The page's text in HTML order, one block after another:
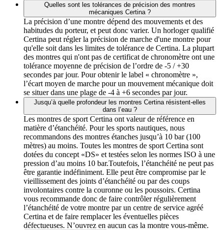
Quelles sont les tolérances de précision des montres
mécaniques Certina ?
La précision d’une montre dépend des mouvements et des
habitudes du porteur, et peut donc varier. Un horloger qualifié
Certina peut régler la précision de marche d'une montre pour
qu'elle soit dans les limites de tolérance de Certina. La plupart
des montres qui n'ont pas de certificat de chronomètre ont une
tolérance moyenne de précision de l’ordre de -5 / +30
secondes par jour. Pour obtenir le label « chronomètre »,
l’écart moyen de marche pour un mouvement mécanique doit
se situer dans une plage de -4 à +6 secondes par jour.
Jusqu’à quelle profondeur les montres Certina résistent-elles
dans l’eau ?
Les montres de sport Certina ont valeur de référence en
matière d’étanchéité. Pour les sports nautiques, nous
recommandons des montres étanches jusqu’à 10 bar (100
mètres) au moins. Toutes les montres de sport Certina sont
dotées du concept «DS» et testées selon les normes ISO à une
pression d’au moins 10 bar.Toutefois, l’étanchéité ne peut pas
être garantie indéfiniment. Elle peut être compromise par le
vieillissement des joints d’étanchéité ou par des coups
involontaires contre la couronne ou les poussoirs. Certina
vous recommande donc de faire contrôler régulièrement
l’étanchéité de votre montre par un centre de service agréé
Certina et de faire remplacer les éventuelles pièces
défectueuses. N’ouvrez en aucun cas la montre vous-même.